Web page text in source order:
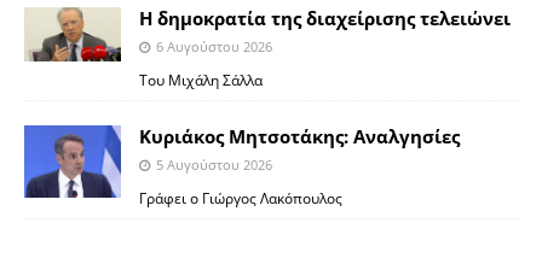
Η δημοκρατία της διαχείρισης τελειώνει
6 Αυγούστου 2026
Του Μιχάλη Σάλλα
Κυριάκος Μητσοτάκης: Αναλγησίες
5 Αυγούστου 2026
Γράφει ο Γιώργος Λακόπουλος